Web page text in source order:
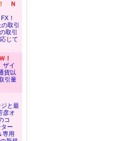
Ｎ
！
取引
取引
じて
！
ザイ
貨以
引量
ジと最
彦オ
コ
ー
専用